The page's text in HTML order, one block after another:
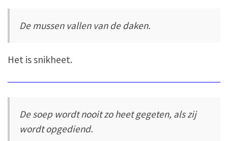
De mussen vallen van de daken.
Het is snikheet.
De soep wordt nooit zo heet gegeten, als zij
wordt opgediend.